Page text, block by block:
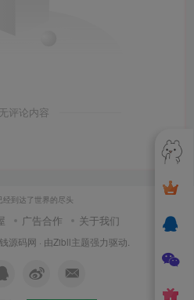
评论内容
经到达了世界的尽头
广告合作 关于我们
源码网 · 由Zibll主题强力驱动.